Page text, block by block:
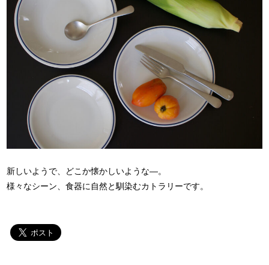
新しいようで、どこか懐かしいような―。
様々なシーン、食器に自然と馴染むカトラリーです。